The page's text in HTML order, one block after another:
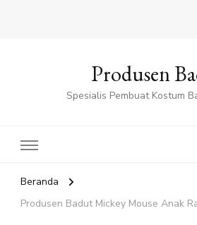
Produsen
Spesialis Pembuat Kostum
Beranda
Produsen Badut Mickey Mouse Anak